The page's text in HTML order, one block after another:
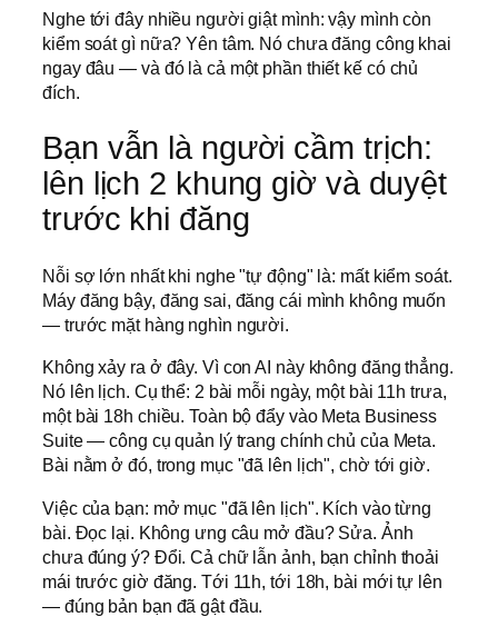
Nghe tới đây nhiều người giật mình: vậy mình còn
kiểm soát gì nữa? Yên tâm. Nó chưa đăng công khai
ngay đâu — và đó là cả một phần thiết kế có chủ
đích.
Bạn vẫn là người cầm trịch:
lên lịch 2 khung giờ và duyệt
trước khi đăng
Nỗi sợ lớn nhất khi nghe "tự động" là: mất kiểm soát.
Máy đăng bậy, đăng sai, đăng cái mình không muốn
— trước mặt hàng nghìn người.
Không xảy ra ở đây. Vì con AI này không đăng thẳng.
Nó lên lịch. Cụ thể: 2 bài mỗi ngày, một bài 11h trưa,
một bài 18h chiều. Toàn bộ đẩy vào Meta Business
Suite — công cụ quản lý trang chính chủ của Meta.
Bài nằm ở đó, trong mục "đã lên lịch", chờ tới giờ.
Việc của bạn: mở mục "đã lên lịch". Kích vào từng
bài. Đọc lại. Không ưng câu mở đầu? Sửa. Ảnh
chưa đúng ý? Đổi. Cả chữ lẫn ảnh, bạn chỉnh thoải
mái trước giờ đăng. Tới 11h, tới 18h, bài mới tự lên
— đúng bản bạn đã gật đầu.